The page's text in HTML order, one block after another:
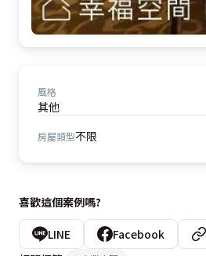
風格
其他
房屋類型不限
喜歡這個案例嗎?
LINE Facebook